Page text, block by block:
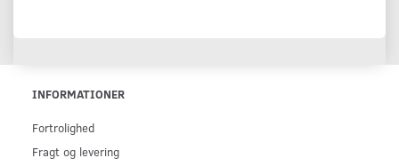
INFORMATIONER
Fortrolighed
Fragt og levering